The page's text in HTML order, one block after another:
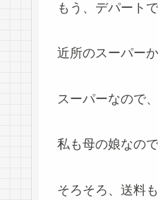
もう、デパート
近所のスーパー
スーパーなので
私も母の娘なの
そろそろ、送料